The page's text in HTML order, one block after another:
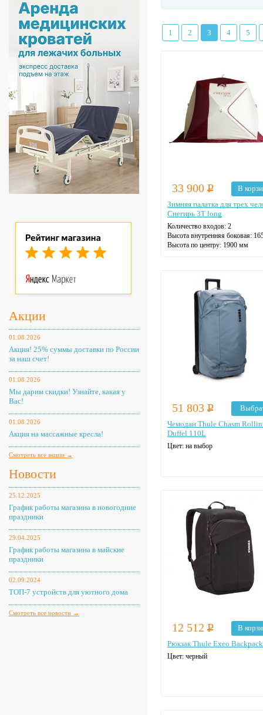
Акции
01.08.2026
Акция! 25% суммы доставки по России
за наш счет!
01.08.2026
Мы дарим скидки! Узнайте, какая у
Вас!
01.08.2026
Акция на массажные кресла!
Смотреть все акции →
Новости
25.12.2025
График работы магазина в новогодние
праздники
29.04.2025
График работы магазина в майские
праздники
02.09.2024
ТОП-7 устройств для уютного дома
Смотреть все новости →
1 2 3 4 5
33 900 Р
В
Зимняя палатка для трех
Снегирь 3Т long
Количество входов: 2
Высота внутренняя боковая:
Высота по центру: 1900 мм
51 803 Р
Чемодан Thule Chasm
Duffel 110L
Цвет: на выбор
12 512 Р
В
Рюкзак Thule Exeo
Цвет: черный